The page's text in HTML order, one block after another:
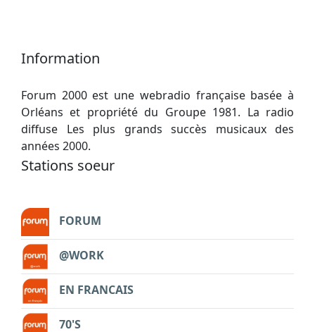
Information
Forum 2000 est une webradio française basée à
Orléans et propriété du Groupe 1981. La radio
diffuse Les plus grands succès musicaux des
années 2000.
Stations soeur
FORUM
@WORK
EN FRANCAIS
70'S